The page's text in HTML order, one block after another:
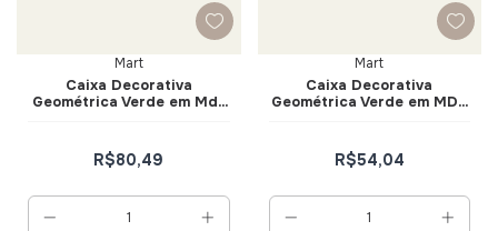
Mart
Caixa Decorativa
Geométrica Verde em Mdf
R$80,49
Mart
Caixa Decorativa
Geométrica Verde em MDF
R$54,04